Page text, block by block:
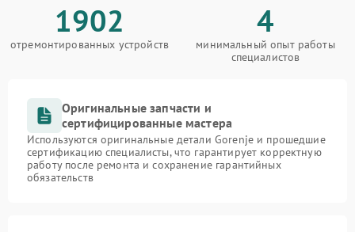
1902
отремонтированных устройств
4
минимальный опыт работы
специалистов
Оригинальные запчасти и
сертифицированные мастера
Используются оригинальные детали Gorenje и прошедшие
сертификацию специалисты, что гарантирует корректную
работу после ремонта и сохранение гарантийных
обязательств